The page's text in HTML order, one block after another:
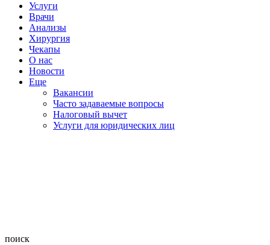
Услуги
Врачи
Анализы
Хирургия
Чекапы
О нас
Новости
Еще
Вакансии
Часто задаваемые вопросы
Налоговый вычет
Услуги для юридических лиц
поиск